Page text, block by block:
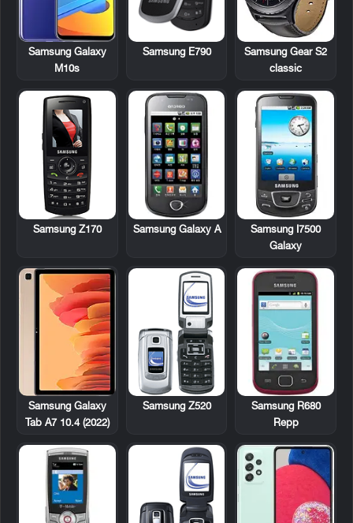
Samsung Gear S2
classic
Samsung E790
Samsung Galaxy
M10s
Samsung I7500
Galaxy
Samsung Galaxy A
Samsung Z170
Samsung R680
Repp
Samsung Z520
Samsung Galaxy
Tab A7 10.4 (2022)